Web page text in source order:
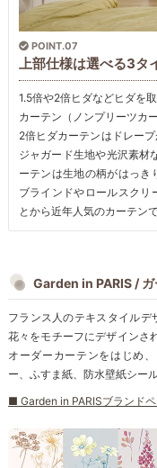
POINT.07
上部仕様は選べる3タ
1.5倍や2倍ヒダなどヒダを
カーテン（ノンプリーツカ
2倍ヒダカーテンはドレー
ジャガード生地や光沢素材
ーテンは生地の柄がはっき
ブラインドやロールスクリ
とから近年人気のカーテンで
Garden in PARIS /
フランス人のテキスタイル
花々をモチーフにデザインさ
オーダーカーテンをはじめ
ー、ふすま紙、防水壁紙シー
■ Garden in PARISブランド